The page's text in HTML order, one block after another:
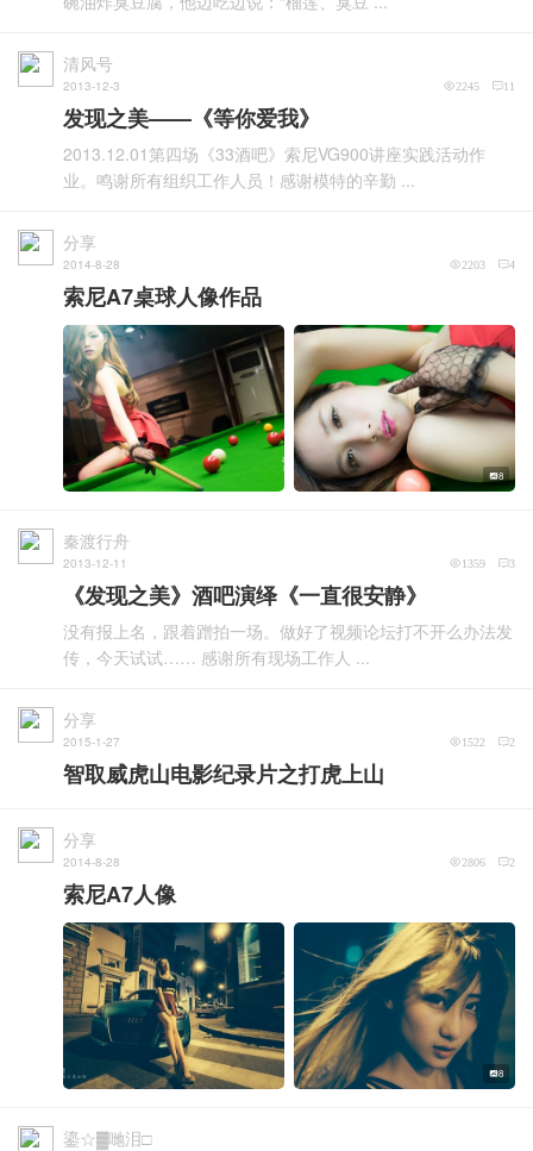
清风号
2013-12-3 11
2245
发现之美——《等你爱我》
2013.12.01第四场《33酒吧》索尼VG900讲座实践活动作
业。鸣谢所有组织工作人员！感谢模特的辛勤 ...
分享
2014-8-28 4
2203
索尼A7桌球人像作品
8
秦渡行舟
2013-12-11 3
1359
《发现之美》酒吧演绎《一直很安静》
没有报上名，跟着蹭拍一场。做好了视频论坛打不开么办法发
传，今天试试…… 感谢所有现场工作人 ...
分享
2015-1-27 2
1522
智取威虎山电影纪录片之打虎上山
分享
2014-8-28 2
2806
索尼A7人像
8
鎏☆▓哋泪□